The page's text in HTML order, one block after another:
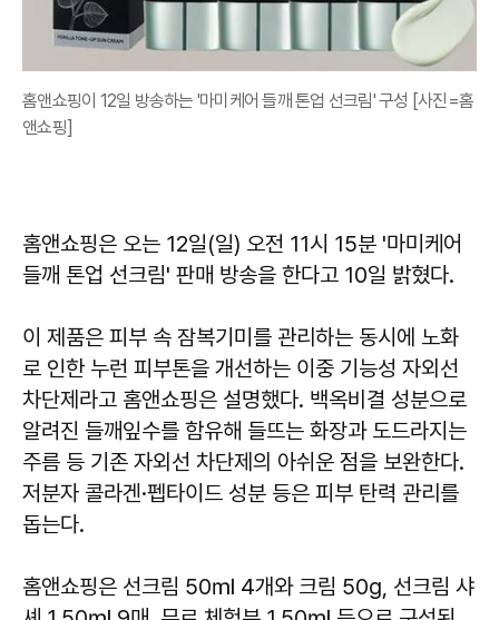
홈앤쇼핑이 12일 방송하는 '마미케어 들깨 톤업 선크림' 구성 [사진=홈
앤쇼핑]
홈앤쇼핑은 오는 12일(일) 오전 11시 15분 '마미케어
들깨 톤업 선크림' 판매 방송을 한다고 10일 밝혔다.
이 제품은 피부 속 잠복기미를 관리하는 동시에 노화
로 인한 누런 피부톤을 개선하는 이중 기능성 자외선
차단제라고 홈앤쇼핑은 설명했다. 백옥비결 성분으로
알려진 들깨잎수를 함유해 들뜨는 화장과 도드라지는
주름 등 기존 자외선 차단제의 아쉬운 점을 보완한다.
저분자 콜라겐·펩타이드 성분 등은 피부 탄력 관리를
돕는다.
홈앤쇼핑은 선크림 50㎖ 4개와 크림 50g, 선크림 샤